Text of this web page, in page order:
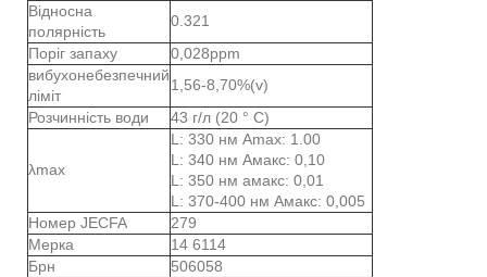
Відносна
полярність
0.321
Поріг запаху
0,028ppm
вибухонебезпечний
ліміт
1,56-8,70%(v)
Розчинність води
43 г/л (20 ° C)
λmax
L: 330 нм Amax: 1.00
L: 340 нм Амакс: 0,10
L: 350 нм амакс: 0,01
L: 370-400 нм Амакс: 0,005
Номер JECFA
279
Мерка
14 6114
Брн
506058